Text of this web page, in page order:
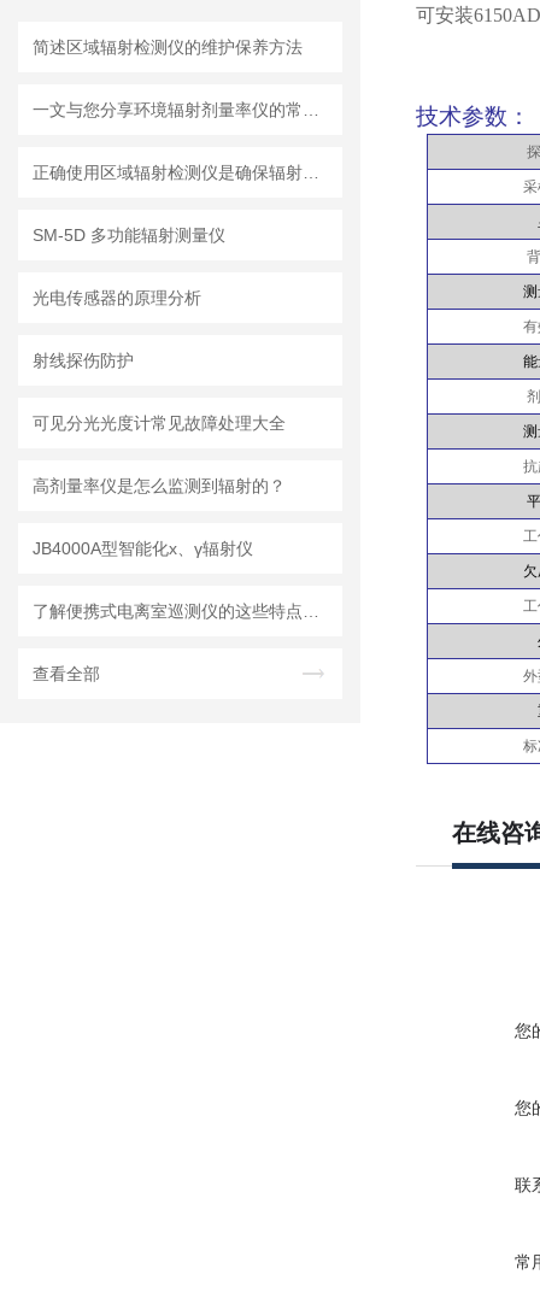
简述区域辐射检测仪的维护保养方法
SM-5D 多功能辐射测量仪
光电传感器的原理分析
射线探伤防护
可见分光光度计常见故障处理大全
高剂量率仪是怎么监测到辐射的？
JB4000A型智能化х、γ辐射仪
查看全部
可安装6150AD
技术参数：
探
在线咨
您
您
联
常